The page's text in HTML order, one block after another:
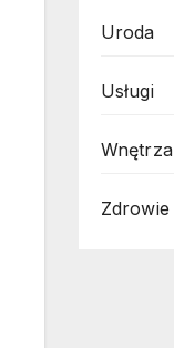
Uroda
Usługi
Wnętrza
Zdrowie